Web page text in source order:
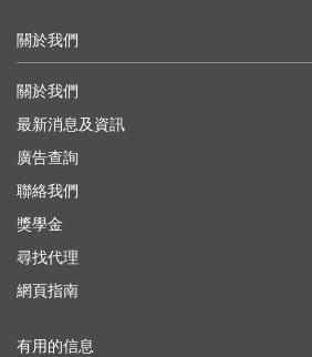
關於我們
關於我們
最新消息及資訊
廣告查詢
聯絡我們
獎學金
尋找代理
網頁指南
有用的信息